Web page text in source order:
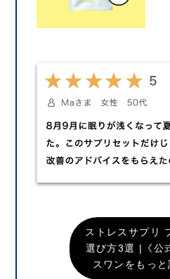
ストレスサプリ
選び方3選 |《公
スワンをもっ